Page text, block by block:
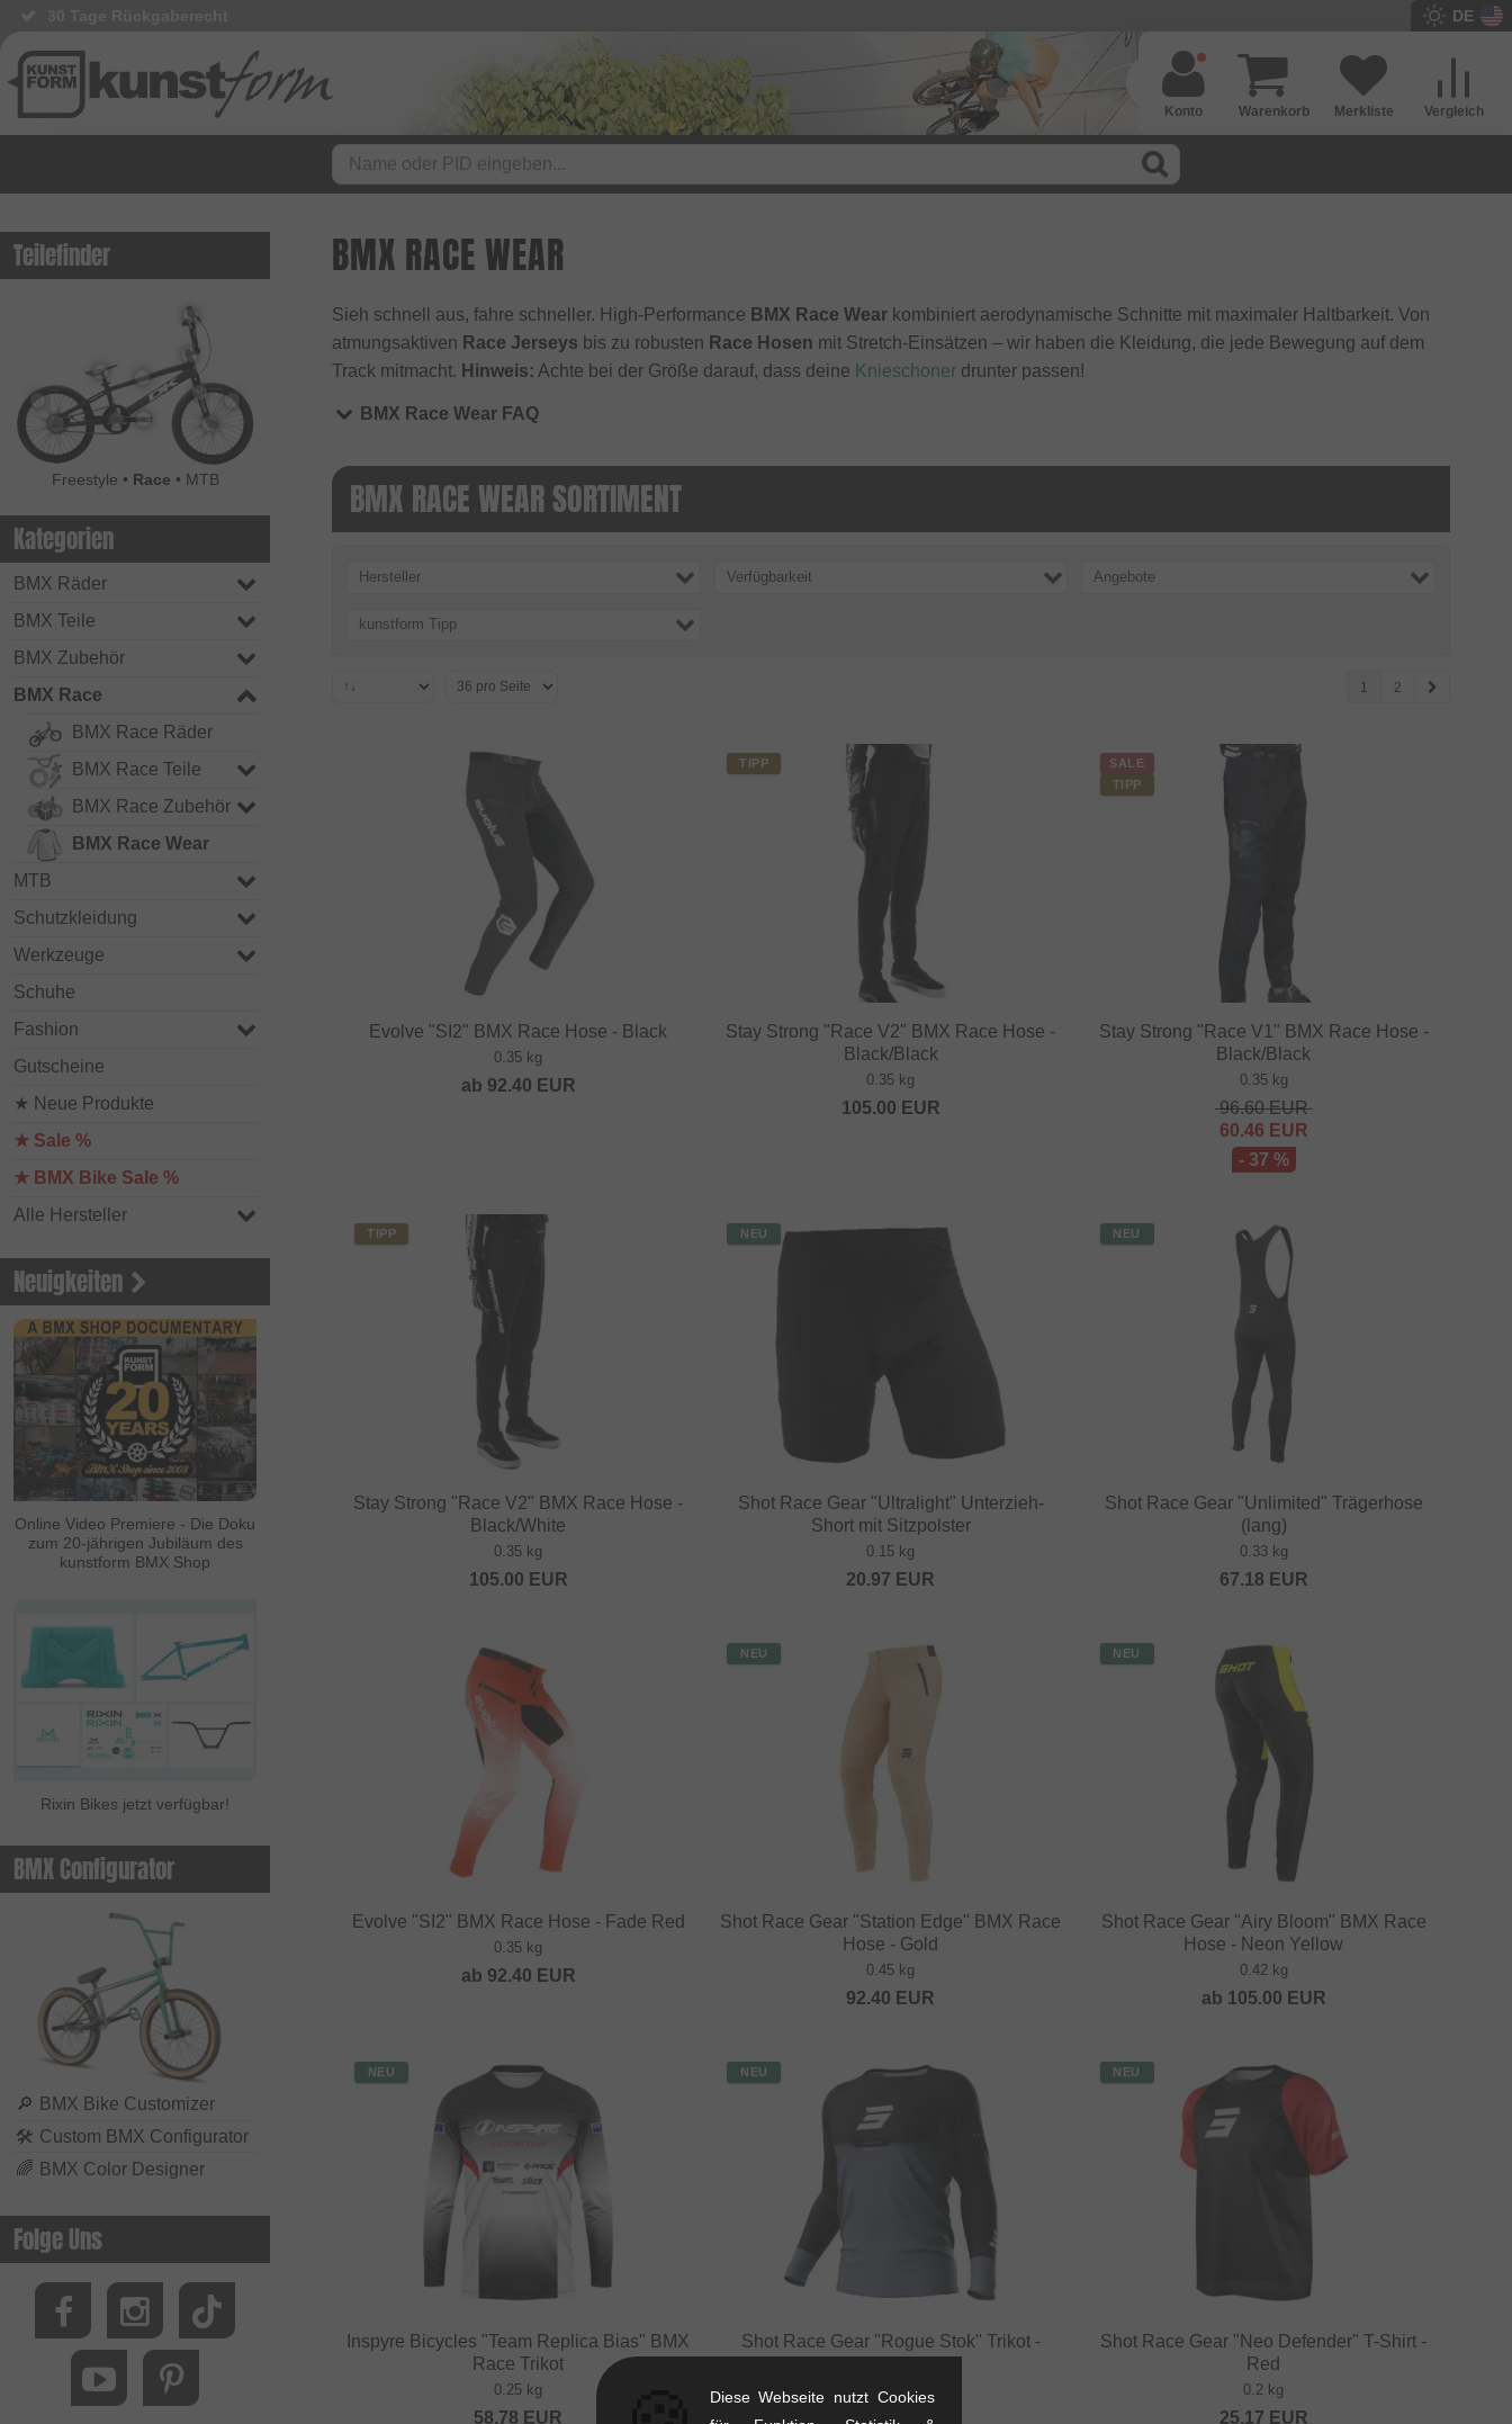
DE
Vergleich
Merkliste
Warenkorb
Konto
Teilefinder
Freestyle • Race • MTB
Kategorien
BMX Räder
BMX Teile
BMX Zubehör
BMX Race
BMX Race Räder
BMX Race Teile
BMX Race Zubehör
BMX Race Wear
MTB
Schutzkleidung
Werkzeuge
Schuhe
Fashion
Gutscheine
★ Neue Produkte
★ Sale %
★ BMX Bike Sale %
Alle Hersteller
Neuigkeiten
Online Video Premiere - Die Doku
zum 20-jährigen Jubiläum des
kunstform BMX Shop
Rixin Bikes jetzt verfügbar!
BMX Configurator
🔎 BMX Bike Customizer
🛠 Custom BMX Configurator
🌈 BMX Color Designer
Folge Uns
BMX RACE WEAR
Sieh schnell aus, fahre schneller. High-Performance BMX Race Wear kombiniert aerodynamische Schnitte mit maximaler Haltbarkeit. Von
atmungsaktiven Race Jerseys bis zu robusten Race Hosen mit Stretch-Einsätzen – wir haben die Kleidung, die jede Bewegung auf dem
Track mitmacht. Hinweis: Achte bei der Größe darauf, dass deine Knieschoner drunter passen!
BMX Race Wear FAQ
BMX RACE WEAR SORTIMENT
Hersteller Verfügbarkeit Angebote
kunstform Tipp
1 2
Evolve "SI2" BMX Race Hose - Black
0.35 kg
ab 92.40 EUR
TIPP
Stay Strong "Race V2" BMX Race Hose -
Black/Black
0.35 kg
105.00 EUR
SALE
TIPP
Stay Strong "Race V1" BMX Race Hose -
Black/Black
0.35 kg
96.60EUR
60.46 EUR
- 37 %
TIPP
Stay Strong "Race V2" BMX Race Hose -
Black/White
0.35 kg
105.00 EUR
NEU
Shot Race Gear "Ultralight" Unterzieh-
Short mit Sitzpolster
0.15 kg
20.97 EUR
NEU
Shot Race Gear "Unlimited" Trägerhose
(lang)
0.33 kg
67.18 EUR
Evolve "SI2" BMX Race Hose - Fade Red
0.35 kg
ab 92.40 EUR
NEU
Shot Race Gear "Station Edge" BMX Race
Hose - Gold
0.45 kg
92.40 EUR
NEU
Shot Race Gear "Airy Bloom" BMX Race
Hose - Neon Yellow
0.42 kg
ab 105.00 EUR
NEU
Inspyre Bicycles "Team Replica Bias" BMX
Race Trikot
0.25 kg
58.78 EUR
NEU
Shot Race Gear "Rogue Stok" Trikot -
0.25 kg
33.57EUR
NEU
Shot Race Gear "Neo Defender" T-Shirt -
Red
0.2 kg
25.17 EUR
Diese Webseite nutzt Cookies